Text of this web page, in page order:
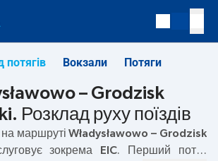
потягів Вокзали Потяги
– Grodzisk
Розклад руху поїздів
маршруті Władysławowo – Grodzisk
зокрема EIC. Перший потяг